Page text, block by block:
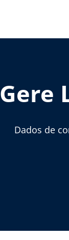
Gere
Dados de